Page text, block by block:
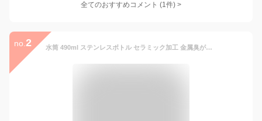
全てのおすすめコメント (1件) >
no. 2 水筒 490ml ステンレスボトル セラミック加工 金属臭がしない おしゃれ ハンドル付き 保温 保冷 サブヒロモリ オーリエル キャリーボトル マグボトル 軽量 直飲み 洗いやすい コーヒー 珈琲 持ち手付き シンプル 大人 女子 オフィス かわいい トライタン バイカラー